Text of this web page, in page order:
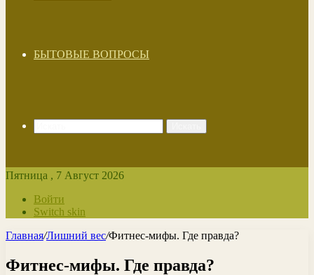
БЫТОВЫЕ ВОПРОСЫ
Пятница , 7 Август 2026
Войти
Switch skin
Главная/Лишний вес/Фитнес-мифы. Где правда?
Фитнес-мифы. Где правда?